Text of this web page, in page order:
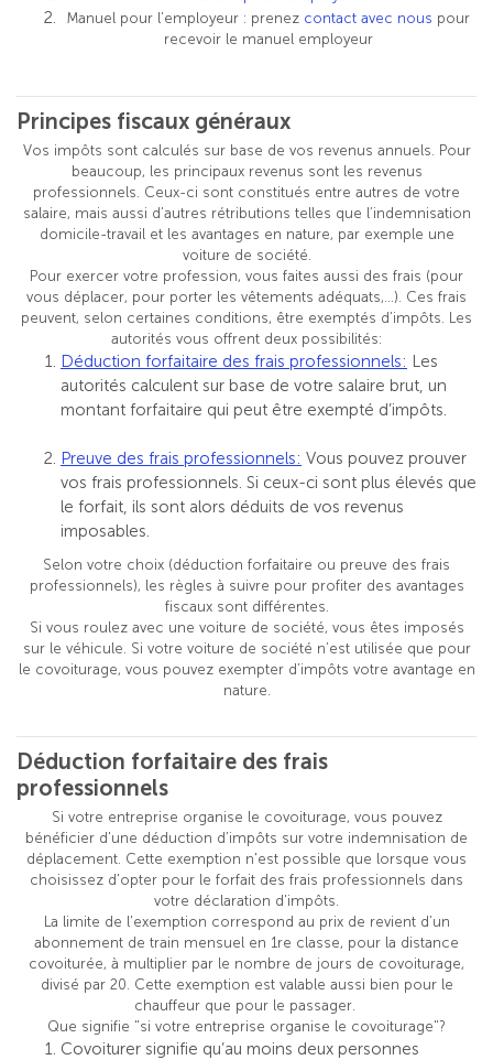
Manuel pour l’employeur : prenez contact avec nous pour
recevoir le manuel employeur
Principes fiscaux généraux
Vos impôts sont calculés sur base de vos revenus annuels. Pour
beaucoup, les principaux revenus sont les revenus
professionnels. Ceux-ci sont constitués entre autres de votre
salaire, mais aussi d’autres rétributions telles que l’indemnisation
domicile-travail et les avantages en nature, par exemple une
voiture de société.
Pour exercer votre profession, vous faites aussi des frais (pour
vous déplacer, pour porter les vêtements adéquats,...). Ces frais
peuvent, selon certaines conditions, être exemptés d’impôts. Les
autorités vous offrent deux possibilités:
Déduction forfaitaire des frais professionnels: Les
autorités calculent sur base de votre salaire brut, un
montant forfaitaire qui peut être exempté d’impôts.
Preuve des frais professionnels: Vous pouvez prouver
vos frais professionnels. Si ceux-ci sont plus élevés que
le forfait, ils sont alors déduits de vos revenus
imposables.
Selon votre choix (déduction forfaitaire ou preuve des frais
professionnels), les règles à suivre pour profiter des avantages
fiscaux sont différentes.
Si vous roulez avec une voiture de société, vous êtes imposés
sur le véhicule. Si votre voiture de société n’est utilisée que pour
le covoiturage, vous pouvez exempter d’impôts votre avantage en
nature.
Déduction forfaitaire des frais
professionnels
Si votre entreprise organise le covoiturage, vous pouvez
bénéficier d'une déduction d’impôts sur votre indemnisation de
déplacement. Cette exemption n'est possible que lorsque vous
choisissez d'opter pour le forfait des frais professionnels dans
votre déclaration d'impôts.
La limite de l'exemption correspond au prix de revient d’un
abonnement de train mensuel en 1re classe, pour la distance
covoiturée, à multiplier par le nombre de jours de covoiturage,
divisé par 20. Cette exemption est valable aussi bien pour le
chauffeur que pour le passager.
Que signifie "si votre entreprise organise le covoiturage"?
Covoiturer signifie qu’au moins deux personnes